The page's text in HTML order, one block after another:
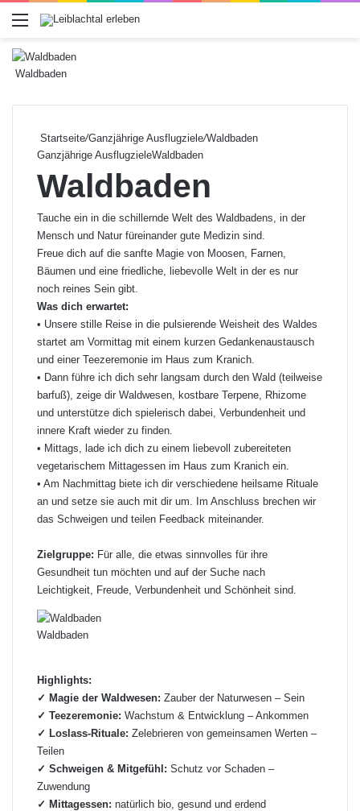
Menü
Waldbaden
Startseite/Ganzjährige Ausflugziele/Waldbaden
Ganzjährige AusflugzieleWaldbaden
Waldbaden
Tauche ein in die schillernde Welt des Waldbadens, in der
Mensch und Natur füreinander gute Medizin sind.
Freue dich auf die sanfte Magie von Moosen, Farnen,
Bäumen und eine friedliche, liebevolle Welt in der es nur
noch reines Sein gibt.
Was dich erwartet:
• Unsere stille Reise in die pulsierende Weisheit des Waldes
startet am Vormittag mit einem kurzen Gedankenaustausch
und einer Teezeremonie im Haus zum Kranich.
• Dann führe ich dich sehr langsam durch den Wald (teilweise
barfuß), zeige dir Waldwesen, kostbare Terpene, Rhizome
und unterstütze dich spielerisch dabei, Verbundenheit und
innere Kraft wieder zu finden.
• Mittags, lade ich dich zu einem liebevoll zubereiteten
vegetarischem Mittagessen im Haus zum Kranich ein.
• Am Nachmittag biete ich dir verschiedene heilsame Rituale
an und setze sie auch mit dir um. Im Anschluss brechen wir
das Schweigen und teilen Feedback miteinander.
Zielgruppe: Für alle, die etwas sinnvolles für ihre
Gesundheit tun möchten und auf der Suche nach
Leichtigkeit, Freude, Verbundenheit und Schönheit sind.
Waldbaden
Highlights:
✓ Magie der Waldwesen: Zauber der Naturwesen – Sein
✓ Teezeremonie: Wachstum & Entwicklung – Ankommen
✓ Loslass-Rituale: Zelebrieren von gemeinsamen Werten –
Teilen
✓ Schweigen & Mitgefühl: Schutz vor Schaden –
Zuwendung
✓ Mittagessen: natürlich bio, gesund und erdend